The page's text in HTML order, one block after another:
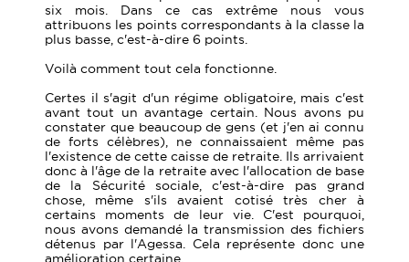
six mois. Dans ce cas extrême nous vous
attribuons les points correspondants à la classe la
plus basse, c'est-à-dire 6 points.
Voilà comment tout cela fonctionne.
Certes il s'agit d'un régime obligatoire, mais c'est
avant tout un avantage certain. Nous avons pu
constater que beaucoup de gens (et j'en ai connu
de forts célèbres), ne connaissaient même pas
l'existence de cette caisse de retraite. Ils arrivaient
donc à l'âge de la retraite avec l'allocation de base
de la Sécurité sociale, c'est-à-dire pas grand
chose, même s'ils avaient cotisé très cher à
certains moments de leur vie. C'est pourquoi,
nous avons demandé la transmission des fichiers
détenus par l'Agessa. Cela représente donc une
amélioration certaine.